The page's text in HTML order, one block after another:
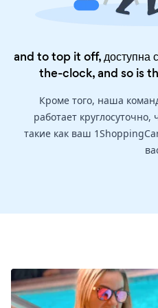
and to top it off, доступна
the-clock, and so is
Кроме того, наша
работает
такие как ваш